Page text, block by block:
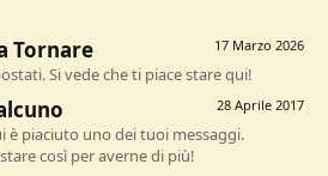
17 Marzo 2026
Tornare
Si vede che ti piace stare qui!
28 Aprile 2017
è piaciuto uno dei tuoi messaggi.
così per averne di più!